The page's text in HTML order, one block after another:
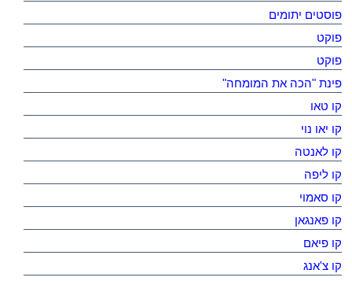
פוסטים יתומים
פוקט
פוקט
פינת "הכה את המומחה"
קו טאו
קו יאו נוי
קו לאנטה
קו ליפה
קו סאמוי
קו פאנגאן
קו פיאם
קו צ'אנג